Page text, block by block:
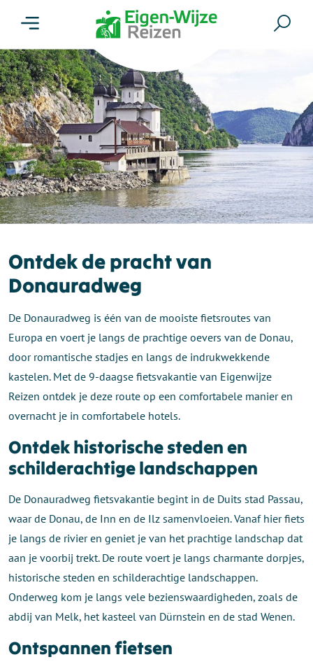
Ontdek de pracht van
Donauradweg
De Donauradweg is één van de mooiste fietsroutes van
Europa en voert je langs de prachtige oevers van de Donau,
door romantische stadjes en langs de indrukwekkende
kastelen. Met de 9-daagse fietsvakantie van Eigenwijze
Reizen ontdek je deze route op een comfortabele manier en
overnacht je in comfortabele hotels.
Ontdek historische steden en
schilderachtige landschappen
De Donauradweg fietsvakantie begint in de Duits stad Passau,
waar de Donau, de Inn en de Ilz samenvloeien. Vanaf hier fiets
je langs de rivier en geniet je van het prachtige landschap dat
aan je voorbij trekt. De route voert je langs charmante dorpjes,
historische steden en schilderachtige landschappen.
Onderweg kom je langs vele bezienswaardigheden, zoals de
abdij van Melk, het kasteel van Dürnstein en de stad Wenen.
Ontspannen fietsen